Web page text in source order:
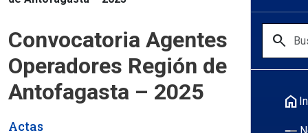
search
home
Convocatoria Agentes
Operadores Región de
Antofagasta – 2025
Actas